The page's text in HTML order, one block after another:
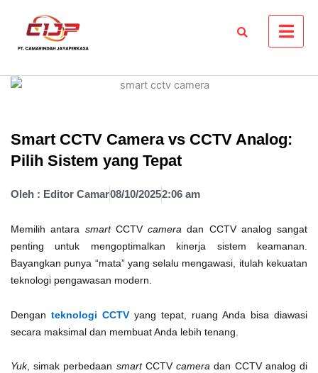
Smart CCTV Camera vs CCTV Analog:
Pilih Sistem yang Tepat
Oleh : Editor Camar08/10/20252:06 am
Memilih antara smart CCTV cameradan CCTV analog sangat
penting untuk mengoptimalkan kinerja sistem keamanan.
Bayangkan punya “mata” yang selalu mengawasi, itulah kekuatan
teknologi pengawasan modern.
Dengan teknologi CCTV yang tepat, ruang Anda bisa diawasi
secara maksimal dan membuat Anda lebih tenang.
Yuk, simak perbedaan smart CCTVcameradan CCTV analog di